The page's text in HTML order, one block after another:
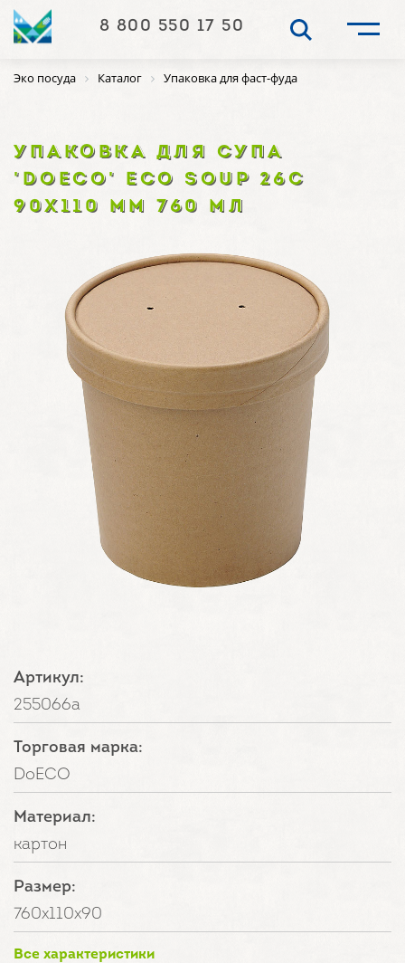
8 800 550 17 50
Эко посуда Каталог Упаковка для фаст-фуда
УПАКОВКА ДЛЯ СУПА
'DOECO' ECO SOUP 26C
90Х110 ММ 760 МЛ
Артикул:
255066а
Торговая марка:
DoECO
Материал:
картон
Размер:
760х110х90
Все характеристики